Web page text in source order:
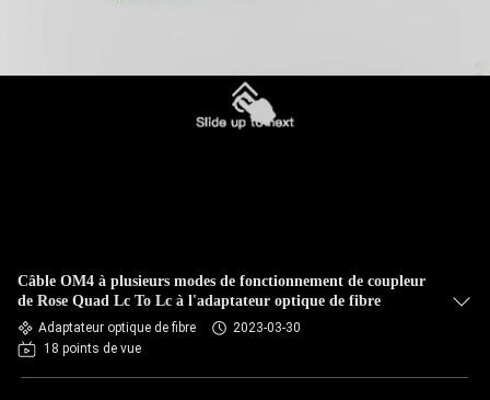
Câble OM4 à plusieurs modes de fonctionnement de coupleur
de Rose Quad Lc To Lc à l'adaptateur optique de fibre
Adaptateur optique de fibre
2023-03-30
18 points de vue